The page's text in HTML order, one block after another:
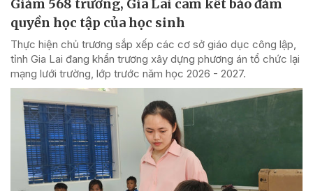
Giảm 568 trường, Gia Lai cam kết bảo đảm
quyền học tập của học sinh
Thực hiện chủ trương sắp xếp các cơ sở giáo dục công lập,
tỉnh Gia Lai đang khẩn trương xây dựng phương án tổ chức lại
mạng lưới trường, lớp trước năm học 2026 - 2027.